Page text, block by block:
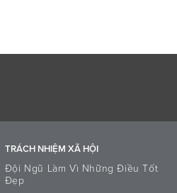
TRÁCH NHIỆM XÃ HỘI
Đội Ngũ Làm Vì Những Điều Tốt
Đẹp